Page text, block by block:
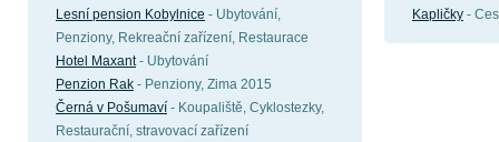
Lesní pension Kobylnice - Ubytování,
Penziony, Rekreační zařízení, Restaurace
Hotel Maxant- Ubytování
Penzion Rak - Penziony, Zima 2015
Černá v Pošumaví - Koupaliště, Cyklostezky,
Restaurační, stravovací zařízení
Kapličky -